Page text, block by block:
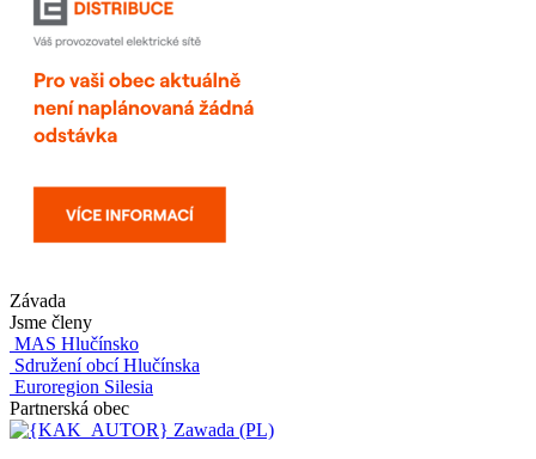
Závada
Jsme členy
MAS Hlučínsko
Sdružení obcí Hlučínska
Euroregion Silesia
Partnerská obec
Zawada (PL)